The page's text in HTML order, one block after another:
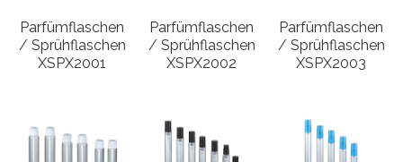
Parfümflaschen
/ Sprühflaschen
XSPX2001
Parfümflaschen
/ Sprühflaschen
XSPX2002
Parfümflaschen
/ Sprühflaschen
XSPX2003